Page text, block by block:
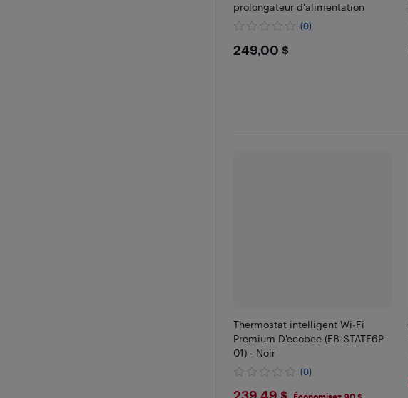
prolongateur d'alimentation
(0)
$249
249,00 $
Thermostat intelligent Wi-Fi
Premium D'ecobee (EB-STATE6P-
01) - Noir
(0)